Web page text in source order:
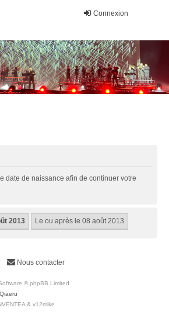
Connexion
date de naissance afin de continuer votre
Nous contacter
© phpBB Limited
Qiaeru
& v12mike